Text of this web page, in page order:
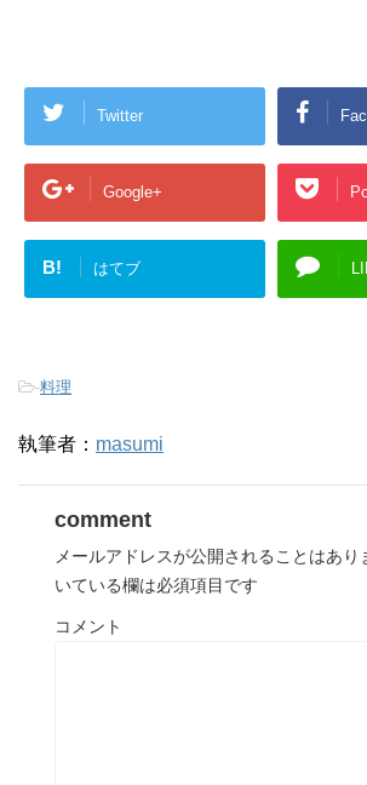
Twitter
Google+
B! はてブ
-料理
執筆者： masumi
comment
メールアドレスが公開されることはあり
いている欄は必須項目です
コメント